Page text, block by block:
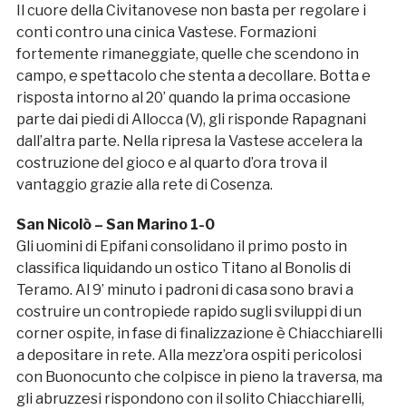
Il cuore della Civitanovese non basta per regolare i
conti contro una cinica Vastese. Formazioni
fortemente rimaneggiate, quelle che scendono in
campo, e spettacolo che stenta a decollare. Botta e
risposta intorno al 20’ quando la prima occasione
parte dai piedi di Allocca (V), gli risponde Rapagnani
dall’altra parte. Nella ripresa la Vastese accelera la
costruzione del gioco e al quarto d’ora trova il
vantaggio grazie alla rete di Cosenza.
San Nicolò – San Marino 1-0
Gli uomini di Epifani consolidano il primo posto in
classifica liquidando un ostico Titano al Bonolis di
Teramo. Al 9’ minuto i padroni di casa sono bravi a
costruire un contropiede rapido sugli sviluppi di un
corner ospite, in fase di finalizzazione è Chiacchiarelli
a depositare in rete. Alla mezz’ora ospiti pericolosi
con Buonocunto che colpisce in pieno la traversa, ma
gli abruzzesi rispondono con il solito Chiacchiarelli,